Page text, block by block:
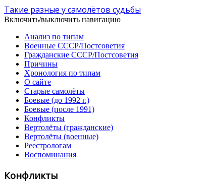
Такие разные у самолётов судьбы
Включить/выключить навигацию
Анализ по типам
Военные СССР/Постсоветия
Гражданские СССР/Постсоветия
Причины
Хронология по типам
О сайте
Старые самолёты
Боевые (до 1992 г.)
Боевые (после 1991)
Конфликты
Вертолёты (гражданские)
Вертолёты (военные)
Реестрологам
Воспоминания
Конфликты